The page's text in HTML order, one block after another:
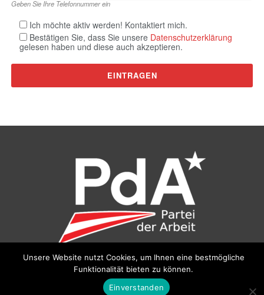
Geben Sie Ihre Telefonnummer ein
Ich möchte aktiv werden! Kontaktiert mich.
Bestätigen Sie, dass Sie unsere Datenschutzerklärung
gelesen haben und diese auch akzeptieren.
Partei der Arbeit (PdA), Bundesbüro: Drorygasse 21, 1030
pda@parteiderarbeit.at
Unsere Website nutzt Cookies, um Ihnen eine bestmögliche
Funktionalität bieten zu können.
Einverstanden